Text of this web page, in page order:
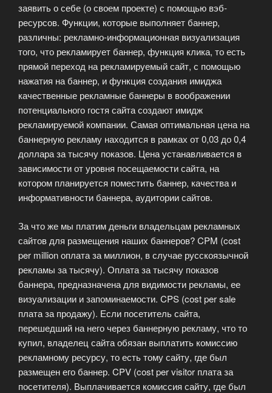
заявить о себе (о своем проекте) с помощью вэб-
ресурсов. Функции, которые выполняет баннер,
различны: рекламно-информационная визуализация
того, что рекламирует баннер, функция клика, то есть
прямой переход на рекламируемый сайт, с помощью
нажатия на баннер, и функция создания имиджа
качественные рекламные баннеры в воображении
потенциального гостя сайта создают имидж
рекламируемой компании. Самая оптимальная цена на
баннерную рекламу находится в рамках от 0,03 до 0,4
доллара за тысячу показов. Цена устанавливается в
зависимости от уровня посещаемости сайта, на
котором планируется поместить баннер, качества и
информативности баннера, аудитории сайтов.
За что же мы платим деньги владельцам рекламных
сайтов для размещения наших баннеров? CPM (cost
per million оплата за миллион, в случае русскоязычной
рекламы за тысячу). Оплата за тысячу показов
баннера, предназначена для видимости рекламы, ее
визуализации и запоминаемости. CPS (cost per sale
плата за продажу). Если посетитель сайта,
перешедший на него через баннерную рекламу, что то
купил, владелец сайта обязан выплатить комиссию
рекламному ресурсу, то есть тому сайту, где был
размещен его баннер. CPV (cost per visitor плата за
посетителя). Выплачивается комиссия сайту, где был